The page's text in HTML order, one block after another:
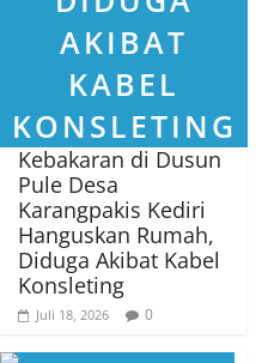
Kebakaran di Dusun
Pule Desa
Karangpakis Kediri
Hanguskan Rumah,
Diduga Akibat Kabel
Konsleting
Juli 18, 2026 0